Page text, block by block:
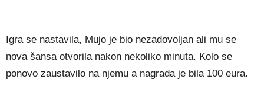
Igra se nastavila, Mujo je bio nezadovoljan ali mu se
nova šansa otvorila nakon nekoliko minuta. Kolo se
ponovo zaustavilo na njemu a nagrada je bila 100 eura.